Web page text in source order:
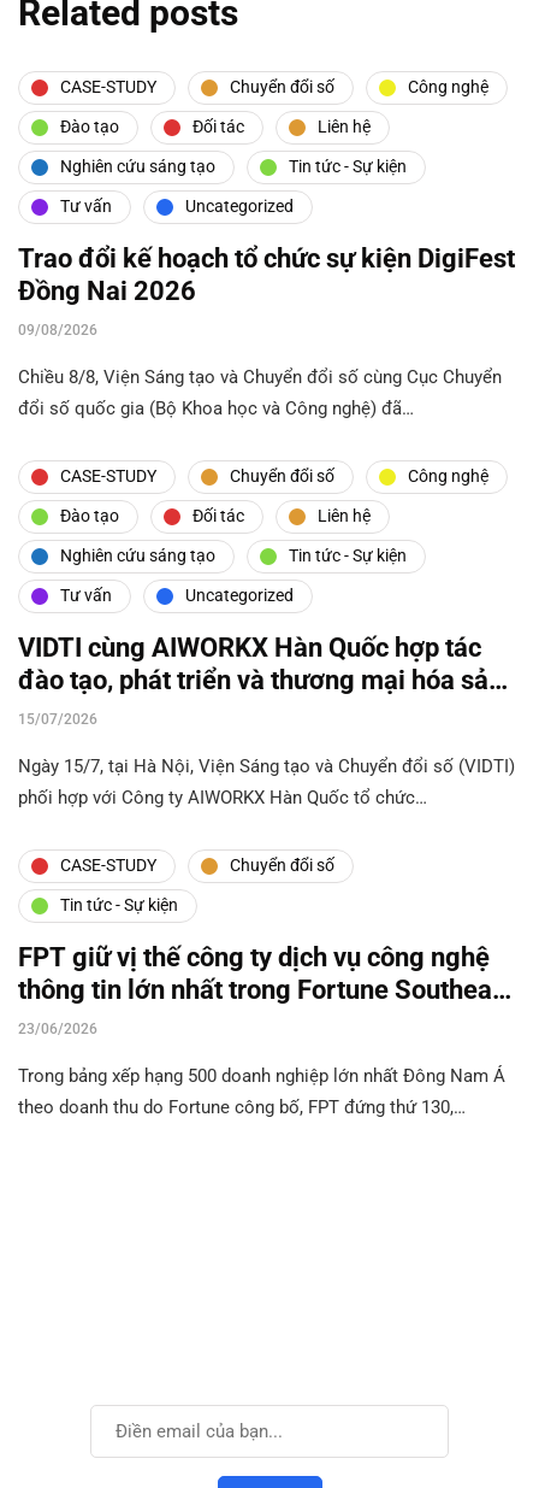
Related posts
CASE-STUDY Chuyển đổi số Công nghệ
Đào tạo Đối tác Liên hệ
Nghiên cứu sáng tạo Tin tức - Sự kiện
Tư vấn Uncategorized
Trao đổi kế hoạch tổ chức sự kiện DigiFest
Đồng Nai 2026
09/08/2026
Chiều 8/8, Viện Sáng tạo và Chuyển đổi số cùng Cục Chuyển
đổi số quốc gia (Bộ Khoa học và Công nghệ) đã…
CASE-STUDY Chuyển đổi số Công nghệ
Đào tạo Đối tác Liên hệ
Nghiên cứu sáng tạo Tin tức - Sự kiện
Tư vấn Uncategorized
VIDTI cùng AIWORKX Hàn Quốc hợp tác
đào tạo, phát triển và thương mại hóa sản
phẩm AI
15/07/2026
Ngày 15/7, tại Hà Nội, Viện Sáng tạo và Chuyển đổi số (VIDTI)
phối hợp với Công ty AIWORKX Hàn Quốc tổ chức…
CASE-STUDY Chuyển đổi số
Tin tức - Sự kiện
FPT giữ vị thế công ty dịch vụ công nghệ
thông tin lớn nhất trong Fortune Southeast
Asia 500
23/06/2026
Trong bảng xếp hạng 500 doanh nghiệp lớn nhất Đông Nam Á
theo doanh thu do Fortune công bố, FPT đứng thứ 130,…